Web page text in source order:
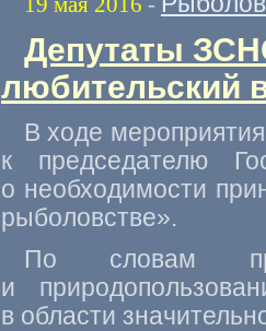
Депутаты
любительский
В ходе
к председателю
о необходимости
рыболовстве».
По словам
и
в области